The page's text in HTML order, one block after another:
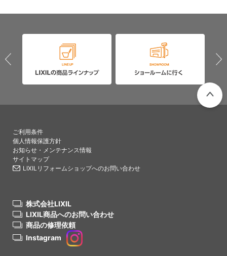
ご利用条件
個人情報保護方針
お知らせ・メンテナンス情報
サイトマップ
LIXILリフォームショップへのお問い合わせ
株式会社LIXIL
LIXIL商品へのお問い合わせ
商品の修理依頼
Instagram